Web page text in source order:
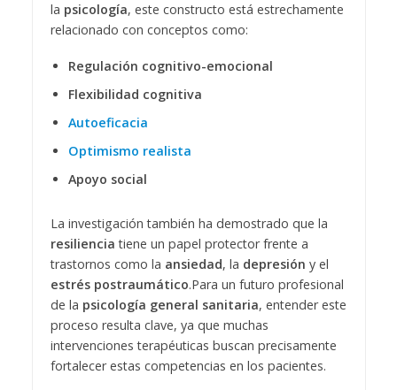
la psicología, este constructo está estrechamente
relacionado con conceptos como:
Regulación cognitivo-emocional
Flexibilidad cognitiva
Autoeficacia
Optimismo realista
Apoyo social
La investigación también ha demostrado que la
resiliencia tiene un papel protector frente a
trastornos como la ansiedad, la depresión y el
estrés postraumático.Para un futuro profesional
de la psicología general sanitaria, entender este
proceso resulta clave, ya que muchas
intervenciones terapéuticas buscan precisamente
fortalecer estas competencias en los pacientes.